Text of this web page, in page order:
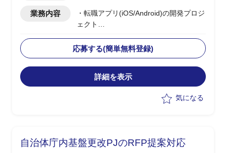
業務内容
・転職アプリ(iOS/Android)の開発プロジ
ェクト
・PMサポートとして、以下の業務を実
施予定
-開発チームの作業・進捗管理(Backlog
等)および開発・リリース計画の立案
の可能性あり(0.5工数×2など)
応募する(簡単無料登録)
詳細を表示
気になる
自治体庁内基盤更改PJのRFP提案対応